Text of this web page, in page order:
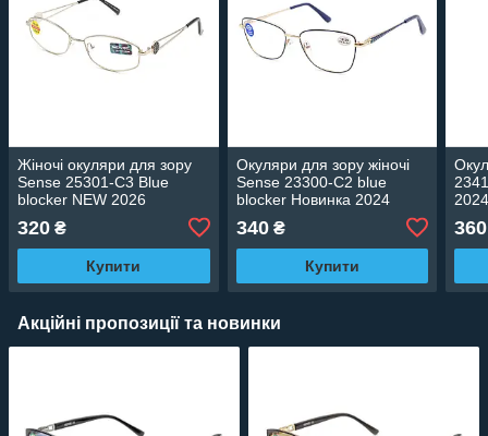
Жіночі окуляри для зору
Sense 25301-C3 Blue
blocker NEW 2026
320 ₴
Купити
Окуляри для зору жіночі
Sense 23300-C2 blue
blocker Новинка 2024
340₴
Купити
360
Акційні пропозиції та новинки